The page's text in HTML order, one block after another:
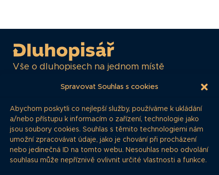
Spravovat Souhlas s cookies
Abychom poskytli co nejlepší služby, používáme k ukládání
a/nebo přístupu k informacím o zařízení, technologie jako
jsou soubory cookies. Souhlas s těmito technologiemi nám
umožní zpracovávat údaje, jako je chování při procházení
nebo jedinečná ID na tomto webu. Nesouhlas nebo odvolání
souhlasu může nepříznivě ovlivnit určité vlastnosti a funkce.
Vše o dluhopisech na jednom místě
NAVIGACE
Články
Dluhopisář
Časté dotazy